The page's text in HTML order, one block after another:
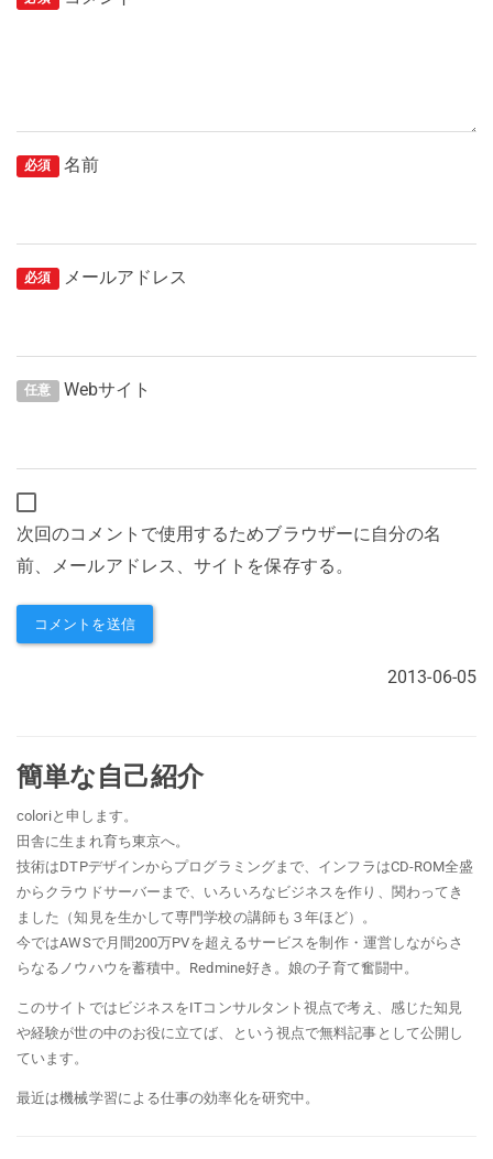
必須 名前
必須 メールアドレス
任意 Webサイト
次回のコメントで使用するためブラウザーに自分の名
前、メールアドレス、サイトを保存する。
2013-06-05
簡単な自己紹介
coloriと申します。
田舎に生まれ育ち東京へ。
技術はDTPデザインからプログラミングまで、インフラはCD-ROM全盛
からクラウドサーバーまで、いろいろなビジネスを作り、関わってき
ました（知見を生かして専門学校の講師も３年ほど）。
今ではAWSで月間200万PVを超えるサービスを制作・運営しながらさ
らなるノウハウを蓄積中。Redmine好き。娘の子育て奮闘中。
このサイトではビジネスをITコンサルタント視点で考え、感じた知見
や経験が世の中のお役に立てば、という視点で無料記事として公開し
ています。
最近は機械学習による仕事の効率化を研究中。